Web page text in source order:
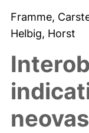
Framme,
Helbig, Horst